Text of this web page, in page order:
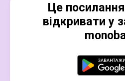
Це
відкривати у